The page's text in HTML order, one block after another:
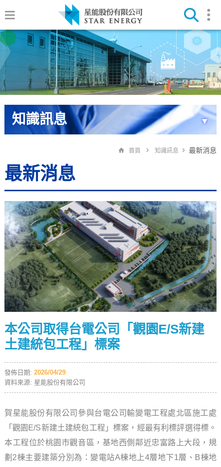
知識訊息 ▼
首頁 知識訊息 最新消息
最新消息
本公司取得台電公司「觀園E/S新建
土建統包工程」標案
發佈日期: 2026/04/29
資料來源: 星能股份有限公司
賀星能股份有限公司參與台電公司輸變電工程處北區施工處
「觀園E/S新建土建統包工程」標案，經最有利標評選得標。
本工程位於桃園市觀音區，基地西側鄰近忠富路上大段，規
劃 2棟主要建築分別為：變電站A棟地上4層地下1層、 B棟地